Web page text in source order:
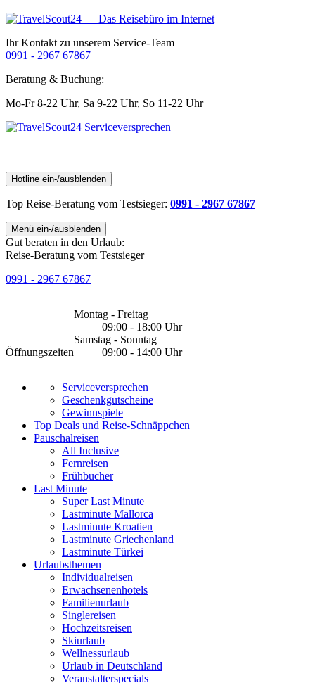
Ihr Kontakt zu unserem Service-Team
0991 - 2967 67867
Beratung & Buchung:
Mo-Fr 8-22 Uhr, Sa 9-22 Uhr, So 11-22 Uhr
Hotline ein-/ausblenden
Top Reise-Beratung vom Testsieger: 0991 - 2967 67867
Menü ein-/ausblenden
Gut beraten in den Urlaub:
Reise-Beratung vom Testsieger
0991 - 2967 67867
Öffnungszeiten
Montag - Freitag
09:00 - 18:00 Uhr
Samstag - Sonntag
09:00 - 14:00 Uhr
Serviceversprechen
Geschenkgutscheine
Gewinnspiele
Top Deals und Reise-Schnäppchen
Pauschalreisen
All Inclusive
Fernreisen
Frühbucher
Last Minute
Super Last Minute
Lastminute Mallorca
Lastminute Kroatien
Lastminute Griechenland
Lastminute Türkei
Urlaubsthemen
Individualreisen
Erwachsenenhotels
Familienurlaub
Singlereisen
Hochzeitsreisen
Skiurlaub
Wellnessurlaub
Urlaub in Deutschland
Veranstalterspecials